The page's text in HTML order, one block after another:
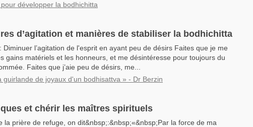
développer la bodhichitta
d’agitation et manières de stabiliser la bodhichitta
Diminuer l’agitation de l'esprit en ayant peu de désirs Faites que je me
gains matériels et les honneurs, et me désintéresse pour toujours du
Faites que j’aie peu de désirs, me...
guirlande de joyaux d'un bodhisattva » - Dr Berzin
et chérir les maîtres spirituels
la prière de refuge, on dit&nbsp;:&nbsp;«&nbsp;Par la force de ma